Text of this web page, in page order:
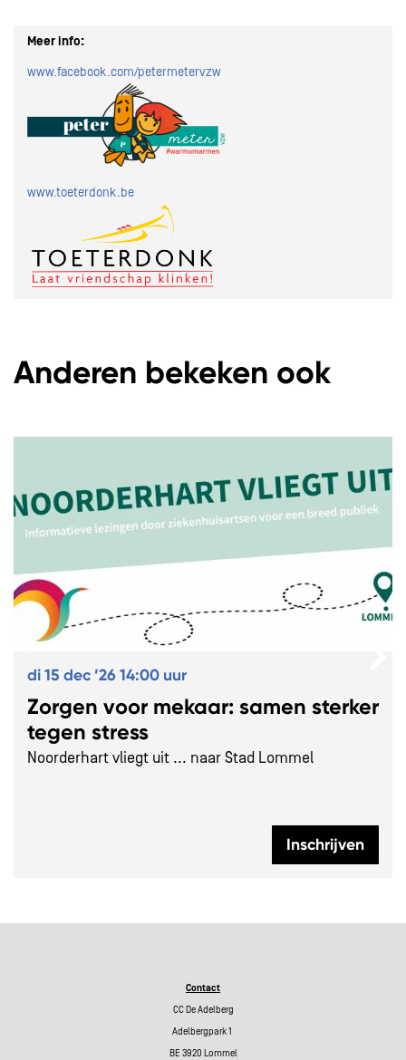
Meer info:
www.facebook.com/petermetervzw
www.toeterdonk.be
Anderen bekeken ook
Zorgen voor mekaar: samen sterker
tegen stress
Noorderhart vliegt uit ... naar Stad Lommel
di 15 dec ’2614:00 uur
Inschrijven
Contact
CC De Adelberg
Adelbergpark 1
BE 3920 Lommel